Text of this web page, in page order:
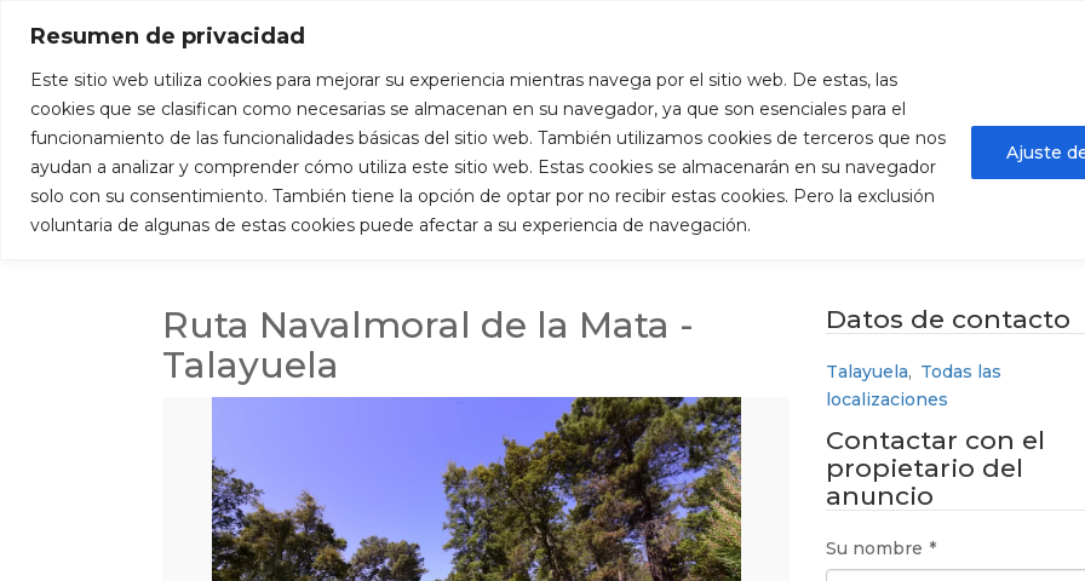
Resumen de privacidad
Este sitio web utiliza cookies para mejorar su experiencia mientras navega por el sitio web. De estas, las
cookies que se clasifican como necesarias se almacenan en su navegador, ya que son esenciales para el
funcionamiento de las funcionalidades básicas del sitio web. También utilizamos cookies de terceros que nos
ayudan a analizar y comprender cómo utiliza este sitio web. Estas cookies se almacenarán en su navegador
solo con su consentimiento. También tiene la opción de optar por no recibir estas cookies. Pero la exclusión
voluntaria de algunas de estas cookies puede afectar a su experiencia de navegación.
Ajuste
Inicio Descúbrenos Qué hacer
porAdministrador De Puerta de Extremadura
Ruta Navalmoral de la Mata -
Talayuela
Datos de contacto
Talayuela, Todas las
localizaciones
Contactar con el
propietario del
anuncio
Su nombre *